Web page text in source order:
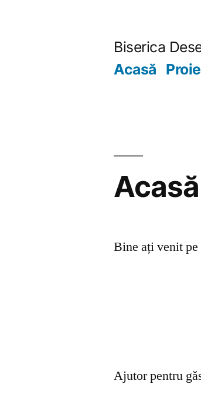
Biserica
Acasă
Acasă
Bine ați venit
Ajutor pentru